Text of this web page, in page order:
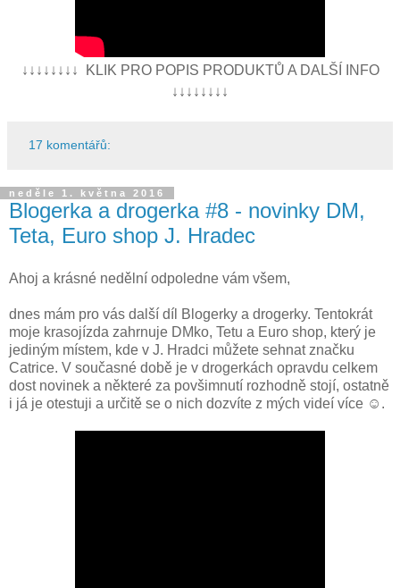
↓↓↓↓↓↓↓↓ KLIK PRO POPIS PRODUKTŮ A DALŠÍ INFO
↓↓↓↓↓↓↓↓
17 komentářů:
neděle 1. května 2016
Blogerka a drogerka #8 - novinky DM,
Teta, Euro shop J. Hradec
Ahoj a krásné nedělní odpoledne vám všem,
dnes mám pro vás další díl Blogerky a drogerky. Tentokrát
moje krasojízda zahrnuje DMko, Tetu a Euro shop, který je
jediným místem, kde v J. Hradci můžete sehnat značku
Catrice. V současné době je v drogerkách opravdu celkem
dost novinek a některé za povšimnutí rozhodně stojí, ostatně
i já je otestuji a určitě se o nich dozvíte z mých videí více ☺.